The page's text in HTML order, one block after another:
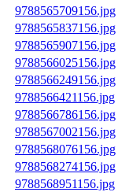
9788565709156.jpg
9788565837156.jpg
9788565907156.jpg
9788566025156.jpg
9788566249156.jpg
9788566421156.jpg
9788566786156.jpg
9788567002156.jpg
9788568076156.jpg
9788568274156.jpg
9788568951156.jpg